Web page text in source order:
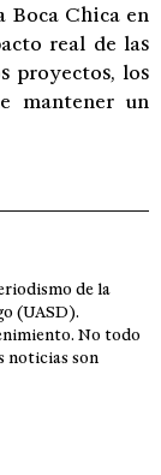
Boca Chica en
real de las
proyectos, los
mantener un
de la
(UASD).
No todo
noticias son